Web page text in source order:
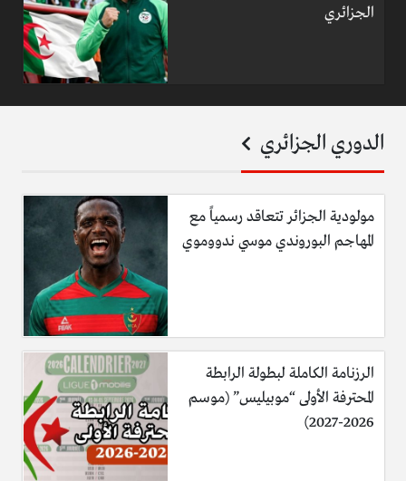
الجزائري
الدوري الجزائري
مولودية الجزائر تتعاقد رسمياً مع
المهاجم البوروندي موسي ندووموي
الرزنامة الكاملة لبطولة الرابطة
المحترفة الأولى “موبيليس” (موسم
2026-2027)